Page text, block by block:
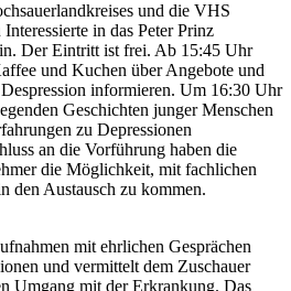
und die VHS
in das Peter Prinz
Der Eintritt ist frei. Ab 15:45 Uhr
und Kuchen über Angebote und
informieren. Um 16:30 Uhr
Geschichten junger Menschen
zu Depressionen
an die Vorführung haben die
die Möglichkeit, mit fachlichen
den Austausch zu kommen.
mit ehrlichen Gesprächen
und vermittelt dem Zuschauer
Umgang mit der Erkrankung. Das